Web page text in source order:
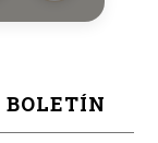
BOLETÍN